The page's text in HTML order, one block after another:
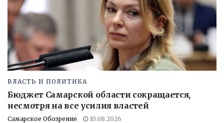
ВЛАСТЬ И ПОЛИТИКА
Бюджет Самарской области сокращается,
несмотря на все усилия властей
Самарское Обозрение 10.08.2026